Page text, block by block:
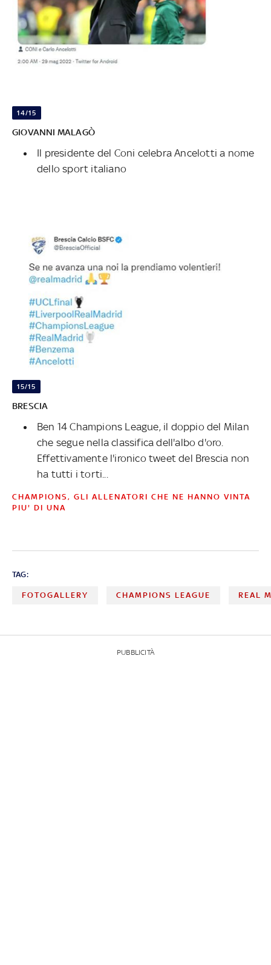
14/15
GIOVANNI MALAGÒ
Il presidente del Coni celebra Ancelotti a nome
dello sport italiano
15/15
BRESCIA
Ben 14 Champions League, il doppio del Milan
che segue nella classifica dell'albo d'oro.
Effettivamente l'ironico tweet del Brescia non
ha tutti i torti...
CHAMPIONS, GLI ALLENATORI CHE NE HANNO VINTA
PIU' DI UNA
TAG:
FOTOGALLERY CHAMPIONS LEAGUE REAL
PUBBLICITÀ